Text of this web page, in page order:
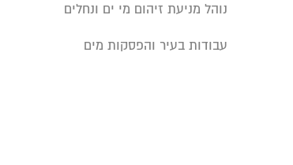
נוהל מניעת זיהום מי ים ונחלים
עבודות בעיר והפסקות מים